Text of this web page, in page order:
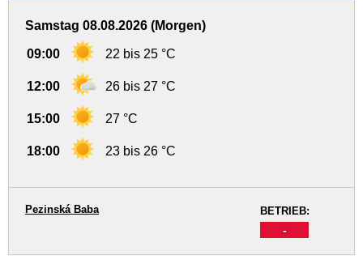
Samstag 08.08.2026 (Morgen)
09:00 22 bis 25 °C
12:00 26 bis 27 °C
15:00 27 °C
18:00 23 bis 26 °C
BETRIEB:
-
Pezinská Baba